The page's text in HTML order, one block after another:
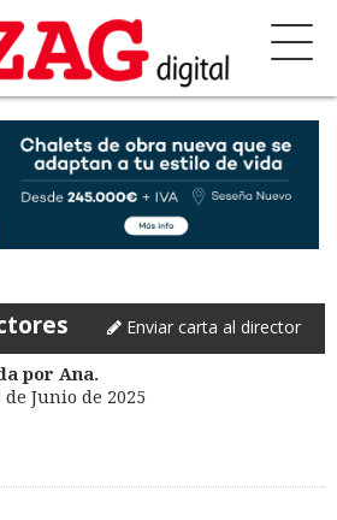
Enviar carta al director
por Ana.
Junio de 2025